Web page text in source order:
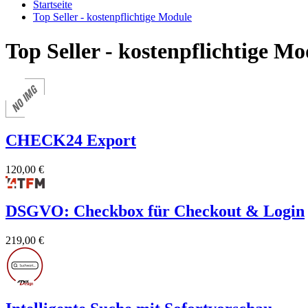
Startseite
Top Seller - kostenpflichtige Module
Top Seller - kostenpflichtige
CHECK24 Export
120,00 €
DSGVO: Checkbox für Checkout & Login
219,00 €